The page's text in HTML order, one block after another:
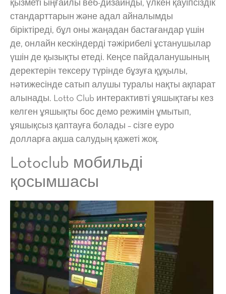
қызметі ыңғайлы веб-дизайнды, үлкен қауіпсіздік
стандарттарын және адал айналымды
біріктіреді, бұл оны жаңадан бастағандар үшін
де, онлайн кескіндерді тәжірибелі ұстанушылар
үшін де қызықты етеді. Кеңсе пайдаланушының
деректерін тексеру түрінде бұзуға құқылы,
нәтижесінде сатып алушы туралы нақты ақпарат
алынады. Lotto Club интерактивті ұяшықтағы кез
келген ұяшықты бос демо режимін ұмытып,
ұяшықсыз қаптауға болады – сізге еуро
долларға ақша салудың қажеті жоқ.
Lotoclub мобильді
қосымшасы